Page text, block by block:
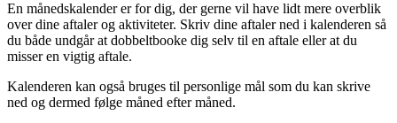
En månedskalender er for dig, der gerne vil have lidt mere overblik
over dine aftaler og aktiviteter. Skriv dine aftaler ned i kalenderen så
du både undgår at dobbeltbooke dig selv til en aftale eller at du
misser en vigtig aftale.
Kalenderen kan også bruges til personlige mål som du kan skrive
ned og dermed følge måned efter måned.